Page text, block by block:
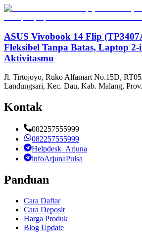
ASUS Vivobook 14 Flip
Fleksibel Tanpa Batas, Laptop
Aktivitasmu
Jl. Tirtojoyo, Ruko Alfamart No.15D,
Landungsari, Kec. Dau, Kab. Malang,
Kontak
082257555999
082257555999
Helpdesk_Arjuna
infoArjunaPulsa
Panduan
Cara Daftar
Cara Deposit
Harga Produk
Blog Update